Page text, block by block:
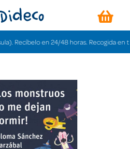
en 24/48 horas. Recogida en